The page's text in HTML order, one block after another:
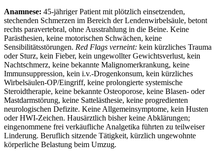
Anamnese: 45-jähriger Patient mit plötzlich einsetzenden,
stechenden Schmerzen im Bereich der Lendenwirbelsäule, betont
rechts paravertebral, ohne Ausstrahlung in die Beine. Keine
Parästhesien, keine motorischen Schwächen, keine
Sensibilitätsstörungen. Red Flags verneint: kein kürzliches Trauma
oder Sturz, kein Fieber, kein ungewollter Gewichtsverlust, kein
Nachtschmerz, keine bekannte Malignomerkrankung, keine
Immunsuppression, kein i.v.-Drogenkonsum, kein kürzliches
Wirbelsäulen-OP/Eingriff, keine prolongierte systemische
Steroidtherapie, keine bekannte Osteoporose, keine Blasen- oder
Mastdarmstörung, keine Sattelästhesie, keine progredienten
neurologischen Defizite. Keine Allgemeinsymptome, kein Husten
oder HWI-Zeichen. Hausärztlich bisher keine Abklärungen;
eingenommene frei verkäufliche Analgetika führten zu teilweiser
Linderung. Beruflich sitzende Tätigkeit, kürzlich ungewohnte
körperliche Belastung beim Umzug.